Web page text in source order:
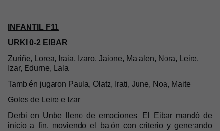
INFANTIL F11
URKI 0-2 EIBAR
Zuriñe, Lorea, Iraia, Izaro, Jaione, Maialen, Nora, Leire,
Izar, Edurne, Laia
También jugaron Paula, Olatz, Irati, June, Noa, Maite
Goles de Leire e Izar
Derbi en Unbe lleno de emociones. El Eibar mandó de
inicio a fin, moviendo el balón con criterio y generando